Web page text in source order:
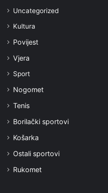
Uncategorized
Kultura
Povijest
Vjera
Sport
Nogomet
Tenis
Borilački sportovi
Košarka
Ostali sportovi
Rukomet